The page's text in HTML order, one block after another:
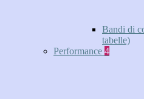
Bandi di
tabelle)
Performance 4